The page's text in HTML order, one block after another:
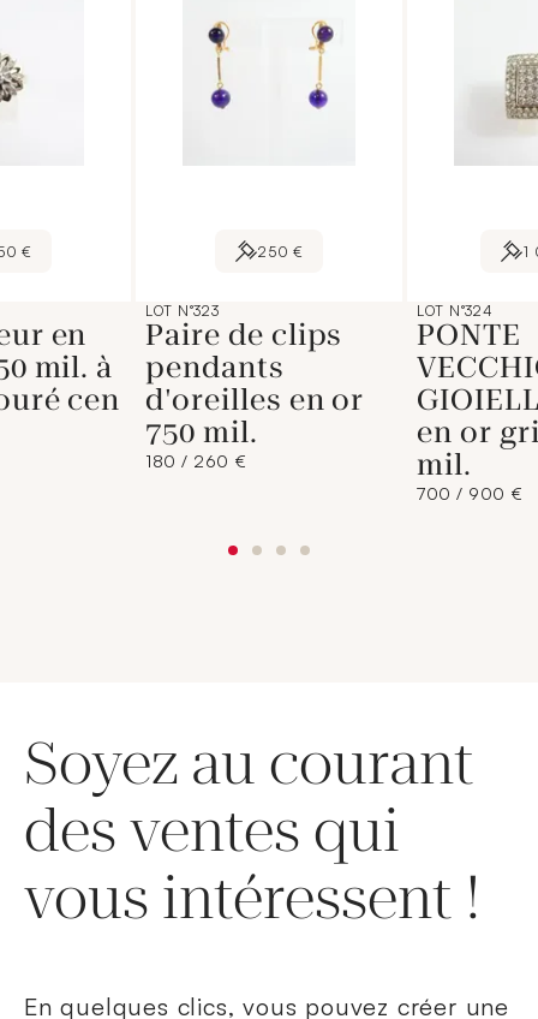
€
en
mil. à
cen
250 €
LOT N°323
Paire de clips
pendants
d'oreilles en or
750 mil.
180 / 260 €
1
LOT N°324
PONTE
en or
mil.
700 / 900 €
Soyez au courant
des ventes qui
vous intéressent !
En quelques clics, vous pouvez créer une